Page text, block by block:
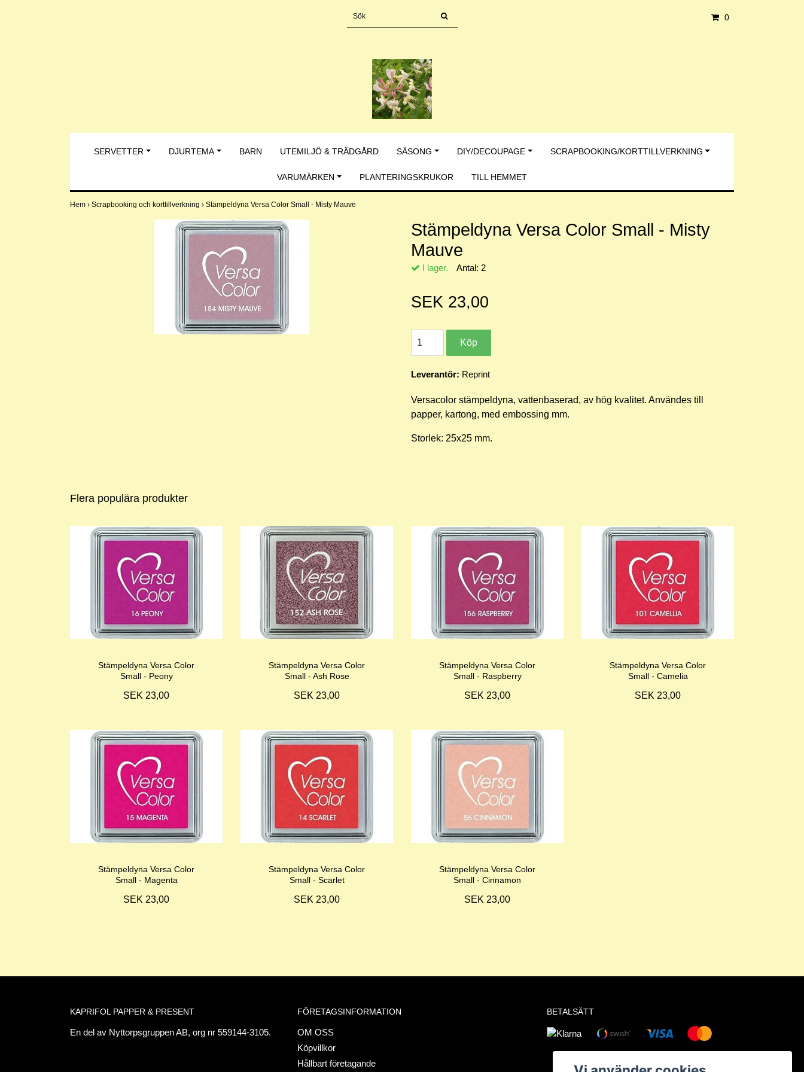
0
SERVETTER DJURTEMA BARN UTEMILJÖ & TRÄDGÅRD SÄSONG DIY/DECOUPAGE SCRAPBOOKING/KORTTILLVERKNING
VARUMÄRKEN PLANTERINGSKRUKOR TILL HEMMET
Hem › Scrapbooking och korttillverkning › Stämpeldyna Versa Color Small - Misty Mauve
Stämpeldyna Versa Color Small - Misty
Mauve
I lager. Antal: 2
SEK 23,00
Leverantör: Reprint
Versacolor stämpeldyna, vattenbaserad, av hög kvalitet. Användes till
papper, kartong, med embossing mm.
Storlek: 25x25 mm.
Flera populära produkter
Stämpeldyna Versa Color
Small - Peony
SEK 23,00
Stämpeldyna Versa Color
Small - Ash Rose
SEK 23,00
Stämpeldyna Versa Color
Small - Raspberry
SEK 23,00
Stämpeldyna Versa Color
Small - Camelia
SEK 23,00
Stämpeldyna Versa Color
Small - Magenta
SEK 23,00
Stämpeldyna Versa Color
Small - Scarlet
SEK 23,00
Stämpeldyna Versa Color
Small - Cinnamon
SEK 23,00
KAPRIFOL PAPPER & PRESENT
En del av Nyttorpsgruppen AB, org nr 559144-3105.
FÖRETAGSINFORMATION
OM OSS
Köpvillkor
Hållbart företagande
BETALSÄTT